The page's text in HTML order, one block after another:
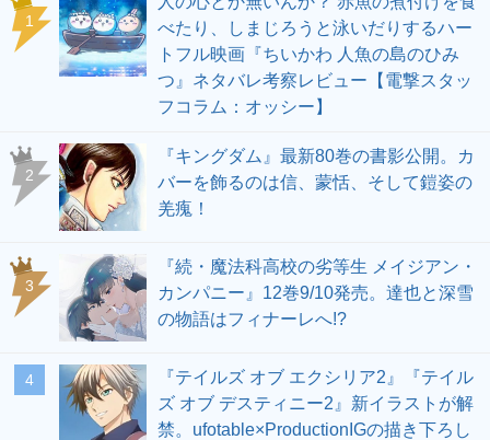
1
べたり、しまじろうと泳いだりするハー
トフル映画『ちいかわ 人魚の島のひみ
つ』ネタバレ考察レビュー【電撃スタッ
フコラム：オッシー】
2
『キングダム』最新80巻の書影公開。カ
バーを飾るのは信、蒙恬、そして鎧姿の
羌瘣！
3
『続・魔法科高校の劣等生 メイジアン・
カンパニー』12巻9/10発売。達也と深雪
の物語はフィナーレへ!?
4
『テイルズ オブ エクシリア2』『テイル
ズ オブ デスティニー2』新イラストが解
禁。ufotable×ProductionIGの描き下ろし